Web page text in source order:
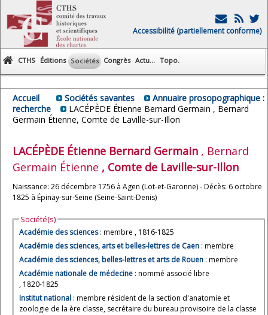
Accessibilité (partiellement conforme)
CTHS Éditions Sociétés Congrès Actu... Topo.
Accueil Sociétés savantes
Annuaire prosopographique :
recherche
LACÉPÈDE Étienne Bernard Germain , Bernard
Germain Étienne, Comte de Laville-sur-Illon
LACÉPÈDE Étienne Bernard Germain , Bernard
Germain Étienne , Comte de Laville-sur-Illon
Naissance: 26 décembre 1756 à Agen (Lot-et-Garonne) - Décès: 6 octobre
1825 à Épinay-sur-Seine (Seine-Saint-Denis)
Société(s)
Académie des sciences: membre , 1816-1825
Académie des sciences, arts et belles-lettres de Caen : membre
Académie des sciences, belles-lettres et arts de Rouen : membre
Académie nationale de médecine : nommé associé libre
, 1820-1825
Institut national : membre résident de la section d'anatomie et
zoologie de la ère classe, secrétaire du bureau provisoire de la classe